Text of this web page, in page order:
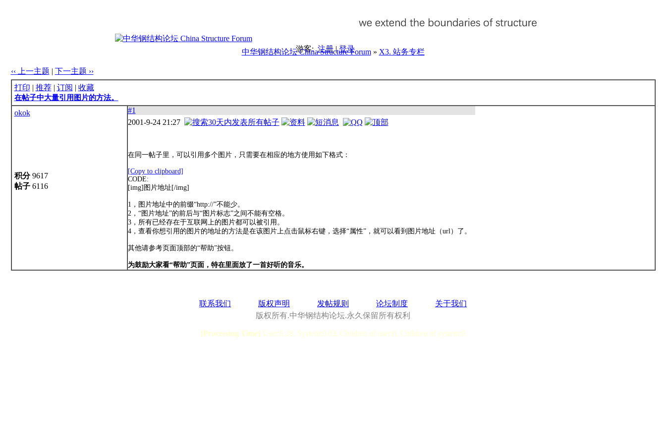
游客:注册|登录
中华钢结构论坛 China Structure Forum» X3. 站务专栏
‹‹ 上一主题 | 下一主题 ››
打印 | 推荐| 订阅 | 收藏
在帖子中大量引用图片的方法。
okok
积分9617
帖子6116
#1
2001-9-24 21:27
在同一帖子里，可以引用多个图片，只需要在相应的地方使用如下格式：
[Copy to clipboard]
CODE:
[img]图片地址[/img]
1，图片地址中的前缀“http://”不能少。
2，“图片地址”的前后与“图片标志”之间不能有空格。
3，所有已经存在于互联网上的图片都可以被引用。
4，查看你想引用的图片的地址的方法是在该图片上点击鼠标右键，选择“属性”，就可以看到图片地址（url）了。
其他请参考页面顶部的“帮助”按钮。
为鼓励大家看“帮助”页面，特在里面放了一首好听的音乐。
联系我们 版权声明 发帖规则 论坛制度
关于我们
版权所有.中华钢结构论坛.永久保留所有权利
[Processing Time] User:0.28, System:0.03, Children of user:0, Children of system:0